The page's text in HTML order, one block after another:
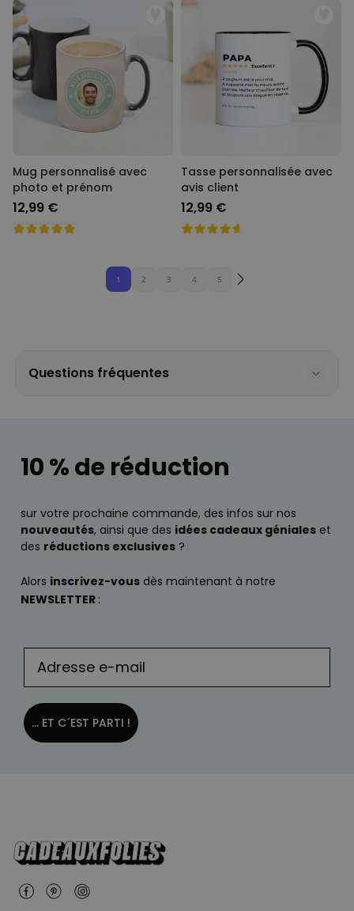
Mug personnalisé avec
photo et prénom
12,99 €
Tasse personnalisée avec
avis client
12,99 €
1 2 3 4 5
Questions fréquentes
10 % de réduction
sur votre prochaine commande, des infos sur nos
nouveautés, ainsi que des idées cadeaux géniales et
des réductions exclusives ?
Alors inscrivez-vous dès maintenant à notre
NEWSLETTER :
... ET C´EST PARTI !